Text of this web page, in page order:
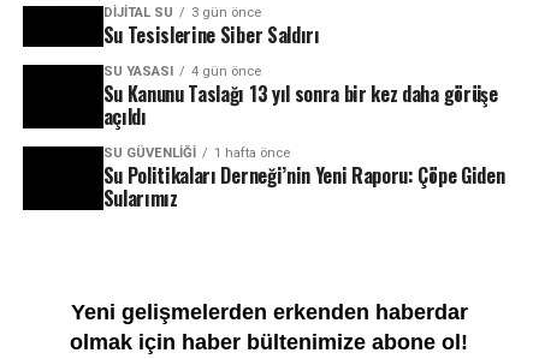
DIJITAL SU 3 gün önce
Su Tesislerine Siber Saldırı
SU YASASI 4 gün önce
Su Kanunu Taslağı 13 yıl sonra bir kez daha görüşe
açıldı
SU GÜVENLIĞI 1 hafta önce
Su Politikaları Derneği’nin Yeni Raporu: Çöpe Giden
Sularımız
Yeni gelişmelerden erkenden haberdar
olmak için haber bültenimize abone ol!